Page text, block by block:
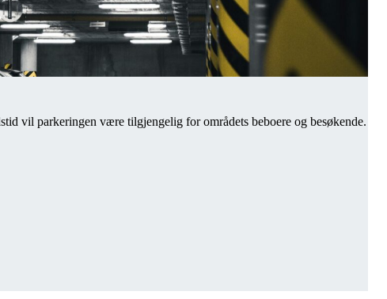
vil parkeringen være tilgjengelig for områdets beboere og besøkende.